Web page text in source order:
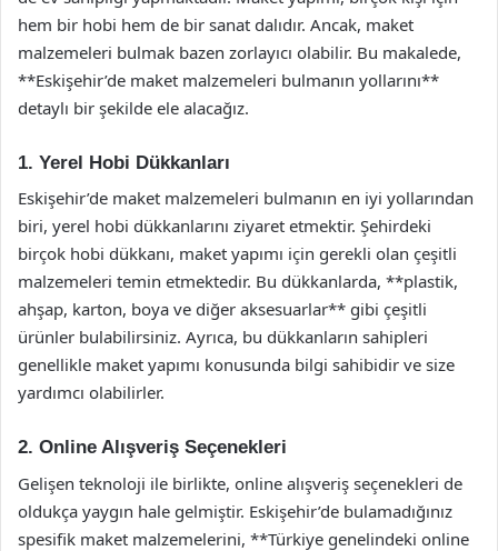
hem bir hobi hem de bir sanat dalıdır. Ancak, maket
malzemeleri bulmak bazen zorlayıcı olabilir. Bu makalede,
**Eskişehir’de maket malzemeleri bulmanın yollarını**
detaylı bir şekilde ele alacağız.
1. Yerel Hobi Dükkanları
Eskişehir’de maket malzemeleri bulmanın en iyi yollarından
biri, yerel hobi dükkanlarını ziyaret etmektir. Şehirdeki
birçok hobi dükkanı, maket yapımı için gerekli olan çeşitli
malzemeleri temin etmektedir. Bu dükkanlarda, **plastik,
ahşap, karton, boya ve diğer aksesuarlar** gibi çeşitli
ürünler bulabilirsiniz. Ayrıca, bu dükkanların sahipleri
genellikle maket yapımı konusunda bilgi sahibidir ve size
yardımcı olabilirler.
2. Online Alışveriş Seçenekleri
Gelişen teknoloji ile birlikte, online alışveriş seçenekleri de
oldukça yaygın hale gelmiştir. Eskişehir’de bulamadığınız
spesifik maket malzemelerini, **Türkiye genelindeki online